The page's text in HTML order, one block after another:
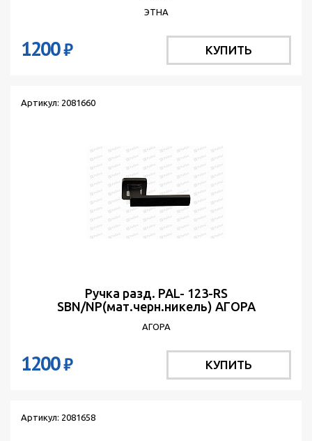
ЭТНА
1200₽ КУПИТЬ
Артикул: 2081660
Ручка разд. PAL- 123-RS
SBN/NP(мат.черн.никель) АГОРА
АГОРА
1200₽ КУПИТЬ
Артикул: 2081658